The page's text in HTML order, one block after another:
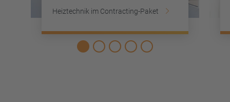
Heiztechnik im Contracting-Paket